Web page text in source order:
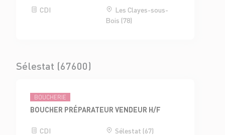
CDI
Les Clayes-sous-
Bois (78)
Sélestat (67600)
BOUCHERIE
BOUCHER PRÉPARATEUR VENDEUR H/F
CDI Sélestat (67)